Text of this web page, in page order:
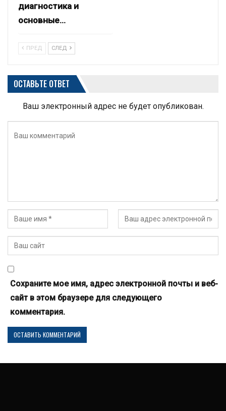
диагностика и
основные…
ПРЕД СЛЕД
ОСТАВЬТЕ ОТВЕТ
Ваш электронный адрес не будет опубликован.
Сохраните мое имя, адрес электронной почты и веб-
сайт в этом браузере для следующего
комментария.